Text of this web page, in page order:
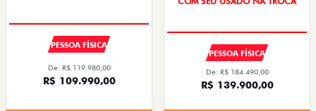
PESSOA FÍSICA
De: R$ 119.980,00
R$ 109.990,00
PESSOA FÍSICA
De: R$ 184.490,00
R$ 139.900,00